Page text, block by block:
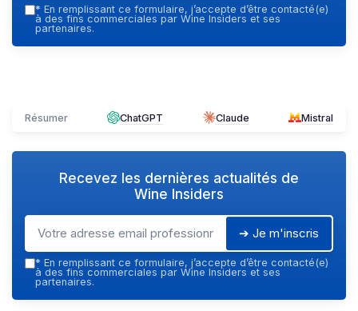
* En remplissant ce formulaire, j’accepte d’être contacté(e)
à des fins commerciales par Wine Insiders et ses
partenaires.
Résumer ChatGPT Claude Mistral
Recevez les dernières actualités de
Wine Insiders
➔ Je m'inscris
* En remplissant ce formulaire, j’accepte d’être contacté(e)
à des fins commerciales par Wine Insiders et ses
partenaires.